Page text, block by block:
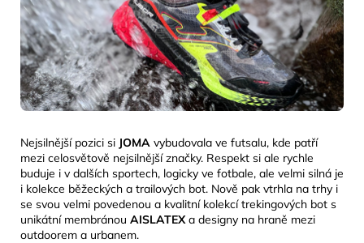
Nejsilnější pozici si JOMA vybudovala ve futsalu, kde patří
mezi celosvětově nejsilnější značky. Respekt si ale rychle
buduje i v dalších sportech, logicky ve fotbale, ale velmi silná je
i kolekce běžeckých a trailových bot. Nově pak vtrhla na trhy i
se svou velmi povedenou a kvalitní kolekcí trekingových bot s
unikátní membránou AISLATEXa designy na hraně mezi
outdoorem a urbanem.